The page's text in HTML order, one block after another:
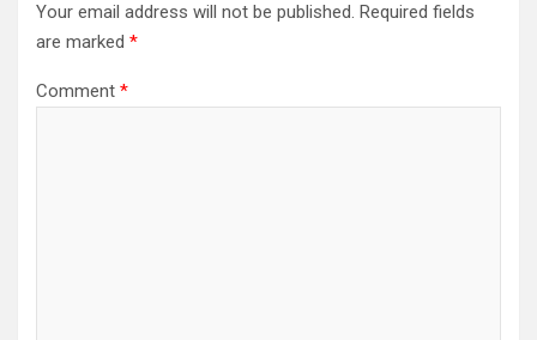
Your email address will not be published. Required fields
are marked *
Comment *